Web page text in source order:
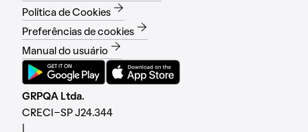
Política de Cookies
Preferências de cookies
Manual do usuário
GRPQA Ltda.
CRECI-SP J24.344